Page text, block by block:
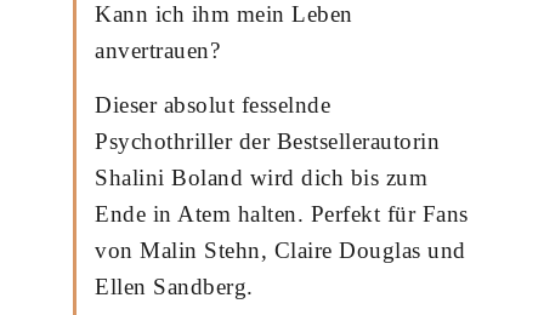
Kann ich ihm mein Leben
anvertrauen?
Dieser absolut fesselnde
Psychothriller der Bestsellerautorin
Shalini Boland wird dich bis zum
Ende in Atem halten. Perfekt für Fans
von Malin Stehn, Claire Douglas und
Ellen Sandberg.